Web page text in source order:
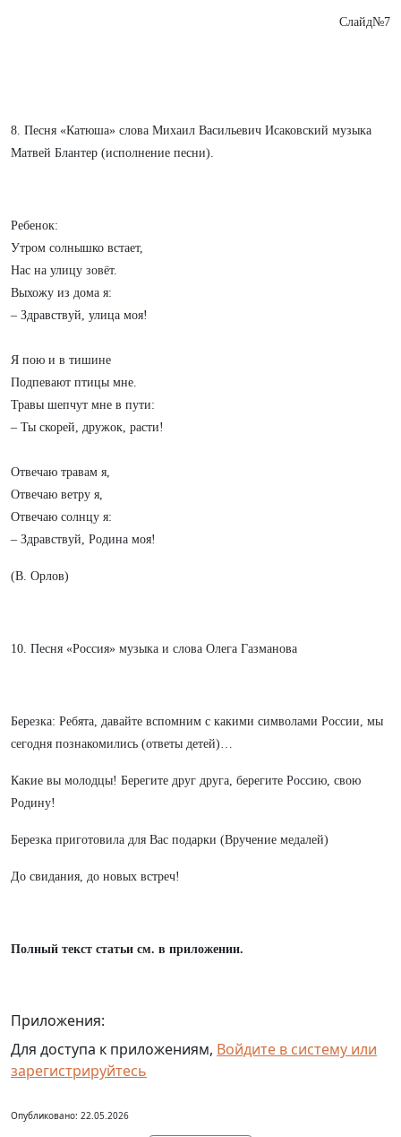
Слайд№7
8. Песня «Катюша» слова Михаил Васильевич Исаковский музыка
Матвей Блантер (исполнение песни).
Ребенок:
Утром солнышко встает,
Нас на улицу зовёт.
Выхожу из дома я:
– Здравствуй, улица моя!
Я пою и в тишине
Подпевают птицы мне.
Травы шепчут мне в пути:
– Ты скорей, дружок, расти!
Отвечаю травам я,
Отвечаю ветру я,
Отвечаю солнцу я:
– Здравствуй, Родина моя!
(В. Орлов)
10. Песня «Россия» музыка и слова Олега Газманова
Березка: Ребята, давайте вспомним с какими символами России, мы
сегодня познакомились (ответы детей)…
Какие вы молодцы! Берегите друг друга, берегите Россию, свою
Родину!
Березка приготовила для Вас подарки (Вручение медалей)
До свидания, до новых встреч!
Полный текст статьи см. в приложении.
Приложения:
Для доступа к приложениям, Войдите в систему или
зарегистрируйтесь
Опубликовано: 22.05.2026